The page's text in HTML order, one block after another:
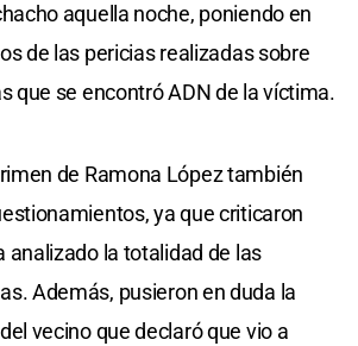
aquella noche, poniendo en
de las pericias realizadas sobre
que se encontró ADN de la víctima.
de Ramona López también
ya que criticaron
analizado la totalidad de las
Además, pusieron en duda la
vecino que declaró que vio a